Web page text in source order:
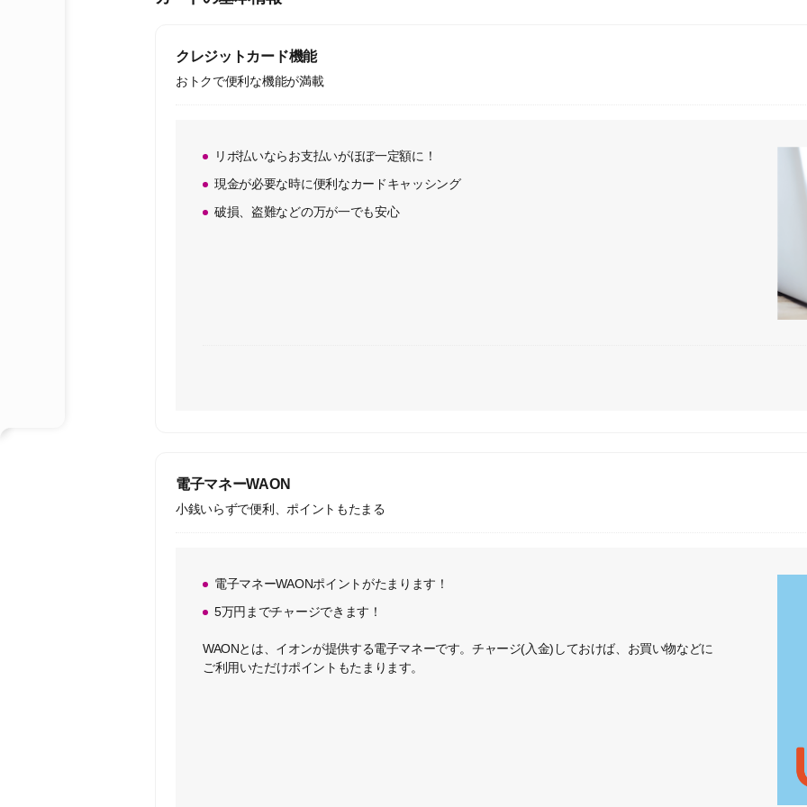
クレジットカード機能
おトクで便利な機能が満載
リボ払いならお支払いがほぼ一定額に！
現金が必要な時に便利なカードキャッシング
破損、盗難などの万が一でも安心
電子マネーWAON
小銭いらずで便利、ポイントもたまる
電子マネーWAONポイントがたまります！
5万円までチャージできます！
WAONとは、イオンが提供する電子マネーです。チャージ(入金)しておけば、お買い物などに
ご利用いただけポイントもたまります。